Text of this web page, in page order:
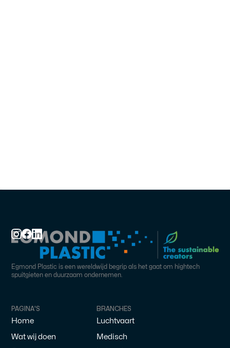
Egmond Plastic is een wereldwijd begrip als het gaat om hightech
spuitgieten en duurzaam ondernemen.
PAGINA'S
Home
Wat wij doen
BRANCHES
Luchtvaart
Medisch